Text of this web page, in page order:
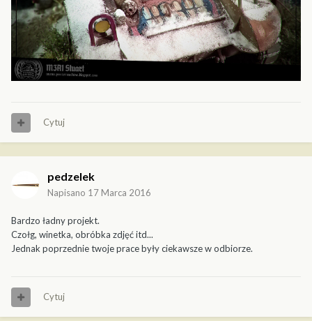
Cytuj
pedzelek
Napisano 17 Marca 2016
Bardzo ładny projekt.
Czołg, winetka, obróbka zdjęć itd...
Jednak poprzednie twoje prace były ciekawsze w odbiorze.
Cytuj